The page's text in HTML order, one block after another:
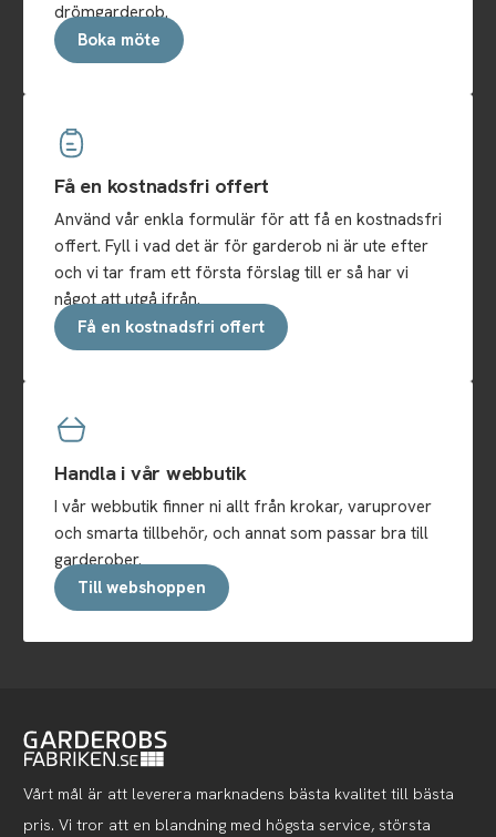
drömgarderob.
Boka möte
Få en kostnadsfri offert
Använd vår enkla formulär för att få en kostnadsfri
offert. Fyll i vad det är för garderob ni är ute efter
och vi tar fram ett första förslag till er så har vi
något att utgå ifrån.
Få en kostnadsfri offert
Handla i vår webbutik
I vår webbutik finner ni allt från krokar, varuprover
och smarta tillbehör, och annat som passar bra till
garderober.
Till webshoppen
Vårt mål är att leverera marknadens bästa kvalitet till bästa
pris. Vi tror att en blandning med högsta service, största